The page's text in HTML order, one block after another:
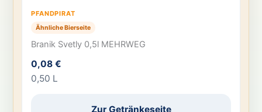
PFANDPIRAT
Ähnliche Bierseite
Branik Svetly 0,5l MEHRWEG
0,08 €
0,50 L
Zur Getränkeseite